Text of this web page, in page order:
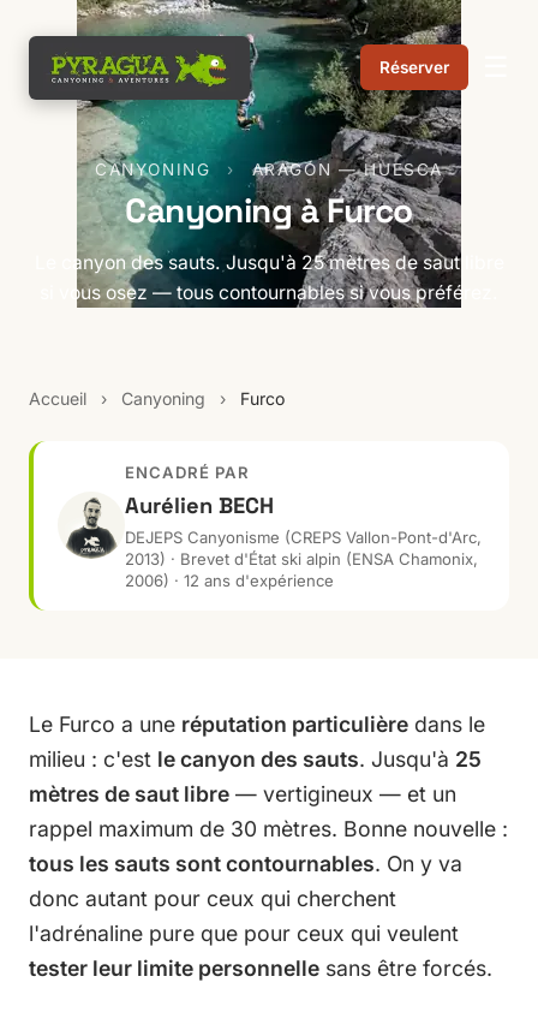
Réserver
CANYONING › ARAGÓN — HUESCA
Canyoning à Furco
Le canyon des sauts. Jusqu'à 25 mètres de saut libre
si vous osez — tous contournables si vous préférez.
Accueil › Canyoning › Furco
ENCADRÉ PAR
Aurélien BECH
DEJEPS Canyonisme (CREPS Vallon-Pont-d'Arc,
2013) · Brevet d'État ski alpin (ENSA Chamonix,
2006) · 12 ans d'expérience
Le Furco a une réputation particulière dans le
milieu : c'est le canyon des sauts. Jusqu'à 25
mètres de saut libre — vertigineux — et un
rappel maximum de 30 mètres. Bonne nouvelle :
tous les sauts sont contournables. On y va
donc autant pour ceux qui cherchent
l'adrénaline pure que pour ceux qui veulent
tester leur limite personnelle sans être forcés.